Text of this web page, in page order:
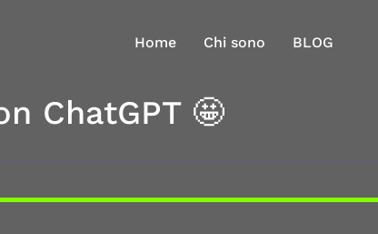
Home Chi sono BLOG
ChatGPT 🤩